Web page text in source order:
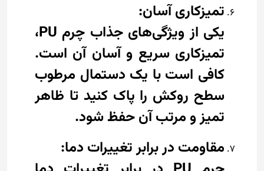
تمیزکاری آسان:
یکی از ویژگی‌های جذاب چرم PU،
تمیزکاری سریع و آسان آن است.
کافی است با یک دستمال مرطوب
سطح روکش را پاک کنید تا ظاهر
تمیز و مرتب آن حفظ شود.
مقاومت در برابر تغییرات دما: